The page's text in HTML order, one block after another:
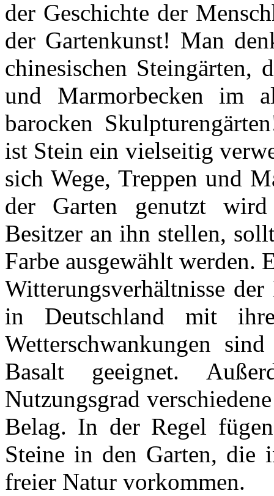
der Geschichte der
der Gartenkunst! Man
chinesischen Steingärten,
und Marmorbecken im
barocken
ist Stein ein vielseitig
sich Wege, Treppen und
der Garten genutzt
Besitzer an ihn stellen,
Farbe ausgewählt werden.
Witterungsverhältnisse
in Deutschland mit
Wetterschwankungen
Basalt geeignet.
Nutzungsgrad
Belag. In der Regel
Steine in den Garten, die
freier Natur vorkommen.